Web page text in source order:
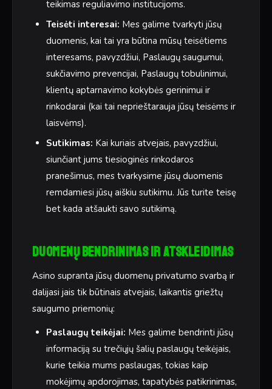
teikimas reguliavimo institucijoms.
Teisėti interesai: Mes galime tvarkyti jūsų
duomenis, kai tai yra būtina mūsų teisėtiems
interesams, pavyzdžiui, Paslaugų saugumui,
sukčiavimo prevencijai, Paslaugų tobulinimui,
klientų aptarnavimo kokybės gerinimui ir
rinkodarai (kai tai neprieštarauja jūsų teisėms ir
laisvėms).
Sutikimas: Kai kuriais atvejais, pavyzdžiui,
siunčiant jums tiesioginės rinkodaros
pranešimus, mes tvarkysime jūsų duomenis
remdamiesi jūsų aiškiu sutikimu. Jūs turite teisę
bet kada atšaukti savo sutikimą.
Duomenų bendrinimas ir atskleidimas
Asino supranta jūsų duomenų privatumo svarbą ir
dalijasi jais tik būtinais atvejais, laikantis griežtų
saugumo priemonių:
Paslaugų teikėjai: Mes galime bendrinti jūsų
informaciją su trečiųjų šalių paslaugų teikėjais,
kurie teikia mums paslaugas, tokias kaip
mokėjimų apdorojimas, tapatybės patikrinimas,